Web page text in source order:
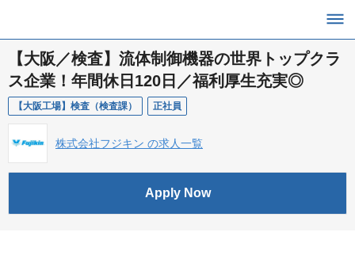
【大阪／検査】流体制御機器の世界トップクラ
ス企業！年間休日120日／福利厚生充実◎
【大阪工場】検査（検査課） 正社員
株式会社フジキン の求人一覧
Apply Now